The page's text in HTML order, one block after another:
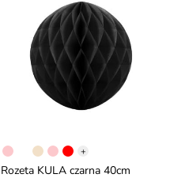
+
Rozeta KULA czarna 40cm